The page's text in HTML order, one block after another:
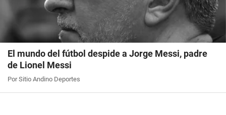
El mundo del fútbol despide a Jorge Messi, padre
de Lionel Messi
Por Sitio Andino Deportes